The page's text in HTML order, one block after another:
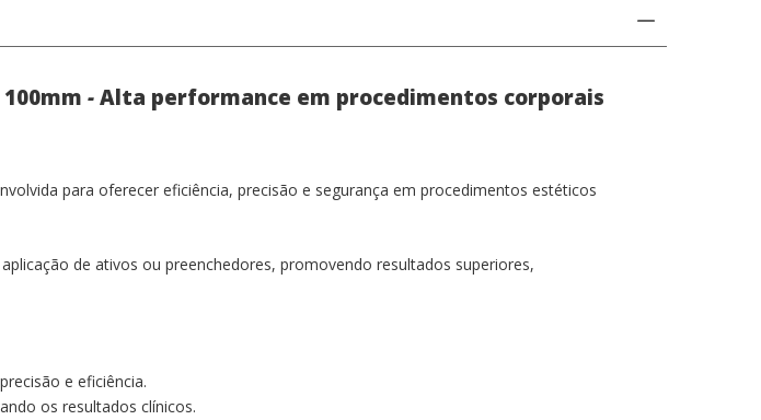
Cannula 18G/ 100mm - Venda unitária
100mm - Alta performance em procedimentos corporais
para oferecer eficiência, precisão e segurança em procedimentos estéticos
de ativos ou preenchedores, promovendo resultados superiores,
e eficiência.
os resultados clínicos.